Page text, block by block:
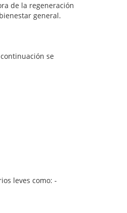
de la regeneración
general.
se
leves como: -